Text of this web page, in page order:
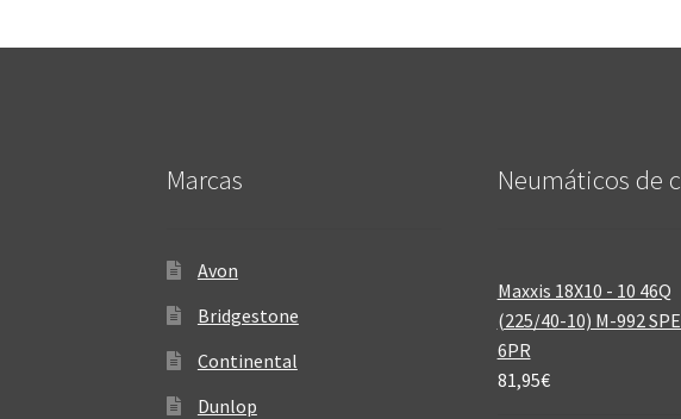
Marcas
Avon
Bridgestone
Continental
Dunlop
Neumáticos de
Maxxis 18X10 - 10 46Q
(225/40-10) M-992
6PR
81,95€